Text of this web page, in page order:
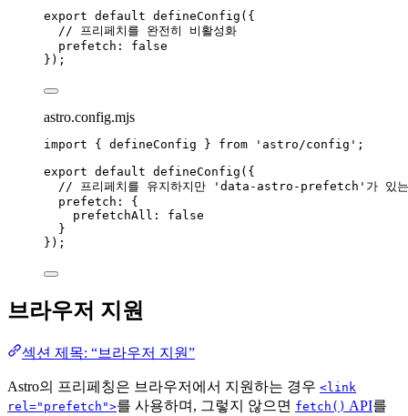
export default defineConfig ({
// 프리페치를 완전히 비활성화
prefetch: false
});
astro.config.mjs
import { defineConfig } from ' astro/config ' ;
export default defineConfig ({
// 프리페치를 유지하지만 'data-astro-prefetch'가 있는
prefetch: {
prefetchAll: false
}
});
브라우저 지원
섹션 제목: “브라우저 지원”
Astro의 프리페칭은 브라우저에서 지원하는 경우 <link
rel="prefetch">를 사용하며, 그렇지 않으면 fetch() API를